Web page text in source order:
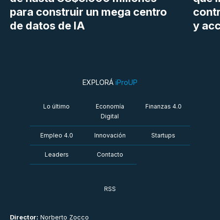
para construir un mega centro
de datos de IA
y
Director: Norberto Zocco
EXPLORÁ iProUP
Lo último
Economía
Digital
Finanzas 4.0
Empleo 4.0 Innovación Startups
Leaders Contacto
RSS